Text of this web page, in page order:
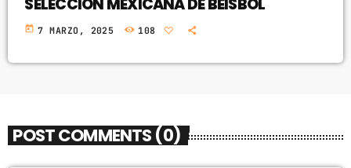
SELECCIÓN MEXICANA DE BEISBOL
today 7 MARZO, 2025 108
POST COMMENTS (0)